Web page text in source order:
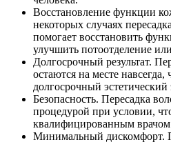
Восстановление функции
некоторых случаях
помогает восстановить
улучшить потоотделение
Долгосрочный результат.
остаются на месте навсегда,
долгосрочный эстетический
Безопасность. Пересадка
процедурой при условии,
квалифицированным
Минимальный дискомфорт.